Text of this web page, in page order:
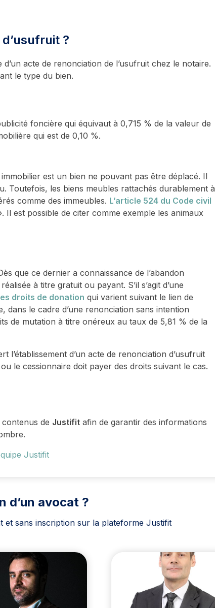
?
d’un acte de renonciation de l’usufruit chez le notaire.
le type du bien.
foncière qui équivaut à 0,715 % de la valeur de
qui est de 0,10 %.
est un bien ne pouvant pas être déplacé. Il
Toutefois, les biens meubles rattachés durablement à
comme des immeubles. L’article 524 du Code civil
Il est possible de citer comme exemple les animaux
que ce dernier a connaissance de l’abandon
à titre gratuit ou payant. S’il s’agit d’une
droits de donation qui varient suivant le lien de
le cadre d’une renonciation sans intention
de mutation à titre onéreux au taux de 5,81 % de la
l’établissement d’un acte de renonciation d’usufruit
le cessionnaire doit payer des droits suivant le cas.
de Justifit afin de garantir des informations
Justifit
d’un avocat ?
et sans inscription sur la plateforme Justifit